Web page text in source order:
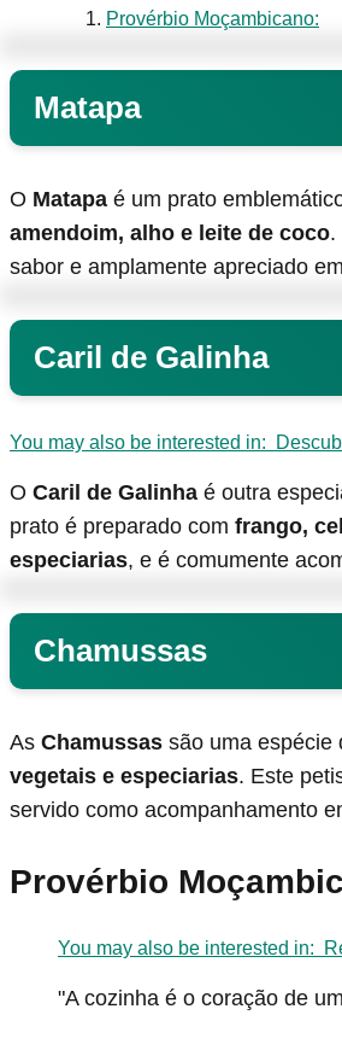
Provérbio Moçambicano:
Matapa
O Matapa é um prato
amendoim, alho e leite de coco.
sabor e amplamente apreciado
Caril de Galinha
You may also be interested in:
O Caril de Galinha é outra
prato é preparado com frango,
especiarias, e é comumente
Chamussas
As Chamussas são uma espécie
vegetais e especiarias. Este
servido como acompanhamento
Provérbio
You may also be interested in:
"A cozinha é o coração de